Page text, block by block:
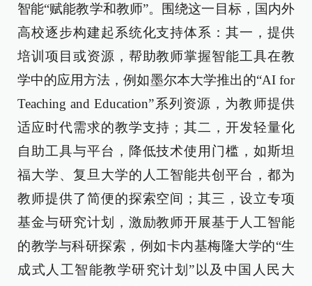
智能“赋能教学和教师”。围绕这一目标，国内外
高校逐步构建起系统化支持体系：其一，提供
培训项目或资源，帮助教师掌握智能工具在教
学中的应用方法，例如墨尔本大学推出的“AI for
Teaching and Education”系列资源，为教师提供
适应时代需求的教学支持；其二，开发轻量化
自助工具与平台，降低技术使用门槛，如斯坦
福大学、复旦大学的人工智能共创平台，都为
教师提供了简便的探索空间；其三，设立专项
基金与研究计划，激励教师开展基于人工智能
的教学与科研探索，例如卡内基梅隆大学的“生
成式人工智能教学研究计划”以及中国人民大